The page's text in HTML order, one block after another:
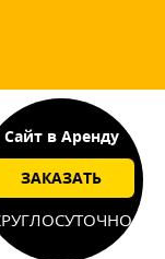
Сайт в Аренду
ЗАКАЗАТЬ